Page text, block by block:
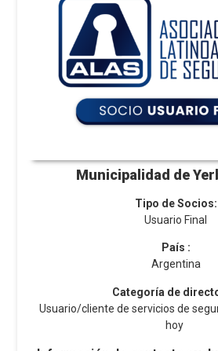
Municipalidad de
Tipo de Socios:
Usuario Final
País :
Argentina
Categoría de
Usuario/cliente de servicios de
hoy